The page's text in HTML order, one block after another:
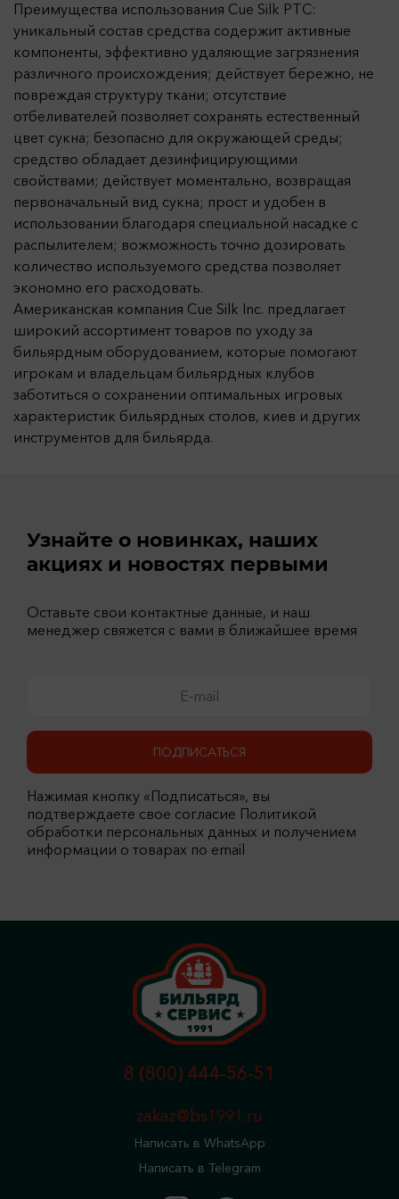
Преимущества использования Cue Silk PTC:
уникальный состав средства содержит активные
компоненты, эффективно удаляющие загрязнения
различного происхождения; действует бережно, не
повреждая структуру ткани; отсутствие
отбеливателей позволяет сохранять естественный
цвет сукна; безопасно для окружающей среды;
средство обладает дезинфицирующими
свойствами; действует моментально, возвращая
первоначальный вид сукна; прост и удобен в
использовании благодаря специальной насадке с
распылителем; вожможность точно дозировать
количество используемого средства позволяет
экономно его расходовать.
Американская компания Cue Silk Inc. предлагает
широкий ассортимент товаров по уходу за
бильярдным оборудованием, которые помогают
игрокам и владельцам бильярдных клубов
заботиться о сохранении оптимальных игровых
характеристик бильярдных столов, киев и других
инструментов для бильярда.
Узнайте о новинках, наших
акциях и новостях первыми
Оставьте свои контактные данные, и наш
менеджер свяжется с вами в ближайшее время
ПОДПИСАТЬСЯ
Нажимая кнопку «Подписаться», вы
подтверждаете свое согласие Политикой
обработки персональных данных и получением
информации о товарах по email
8 (800) 444-56-51
zakaz@bs1991.ru
Написать в WhatsApp
Написать в Telegram